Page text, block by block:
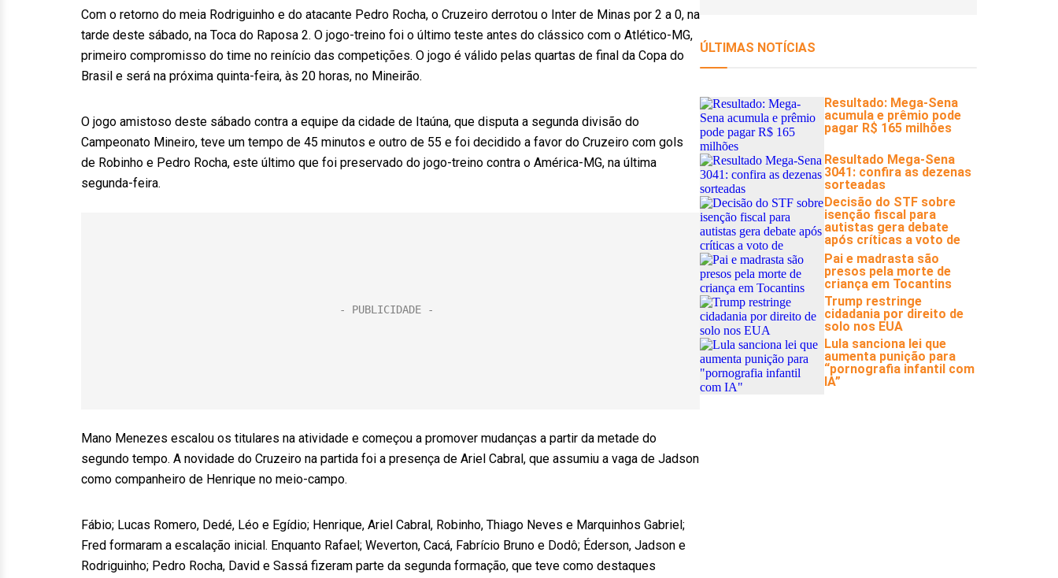
Com o retorno do meia Rodriguinho e do atacante Pedro Rocha, o Cruzeiro derrotou o Inter de Minas por 2 a 0, na
tarde deste sábado, na Toca do Raposa 2. O jogo-treino foi o último teste antes do clássico com o Atlético-MG,
primeiro compromisso do time no reinício das competições. O jogo é válido pelas quartas de final da Copa do
Brasil e será na próxima quinta-feira, às 20 horas, no Mineirão.
O jogo amistoso deste sábado contra a equipe da cidade de Itaúna, que disputa a segunda divisão do
Campeonato Mineiro, teve um tempo de 45 minutos e outro de 55 e foi decidido a favor do Cruzeiro com gols
de Robinho e Pedro Rocha, este último que foi preservado do jogo-treino contra o América-MG, na última
segunda-feira.
Mano Menezes escalou os titulares na atividade e começou a promover mudanças a partir da metade do
segundo tempo. A novidade do Cruzeiro na partida foi a presença de Ariel Cabral, que assumiu a vaga de Jadson
como companheiro de Henrique no meio-campo.
Fábio; Lucas Romero, Dedé, Léo e Egídio; Henrique, Ariel Cabral, Robinho, Thiago Neves e Marquinhos Gabriel;
Fred formaram a escalação inicial. Enquanto Rafael; Weverton, Cacá, Fabrício Bruno e Dodô; Éderson, Jadson e
Rodriguinho; Pedro Rocha, David e Sassá fizeram parte da segunda formação, que teve como destaques